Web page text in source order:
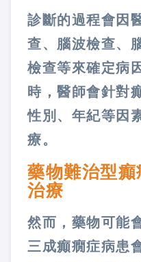
診斷的過程會因
查、腦波檢查、
檢查等來確定病
時，醫師會針對
性別、年紀等因
療。
藥物難治型
治療
然而，藥物可能
三成癲癇症病患